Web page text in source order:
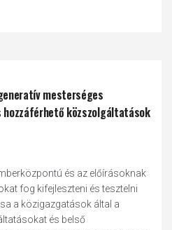
mesterséges
közszolgáltatások
és az előírásoknak
fog kifejleszteni és tesztelni
a közigazgatások által a
és belső